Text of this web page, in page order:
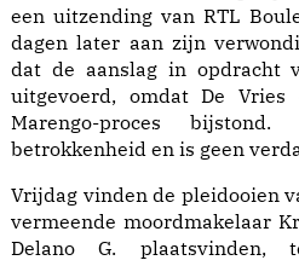
een uitzending van RTL
dagen later aan zijn
dat de aanslag in opdracht
uitgevoerd, omdat De
Marengo-proces
betrokkenheid en is geen
Vrijdag vinden de pleidooien
vermeende moordmakelaar
Delano G. plaatsvinden,